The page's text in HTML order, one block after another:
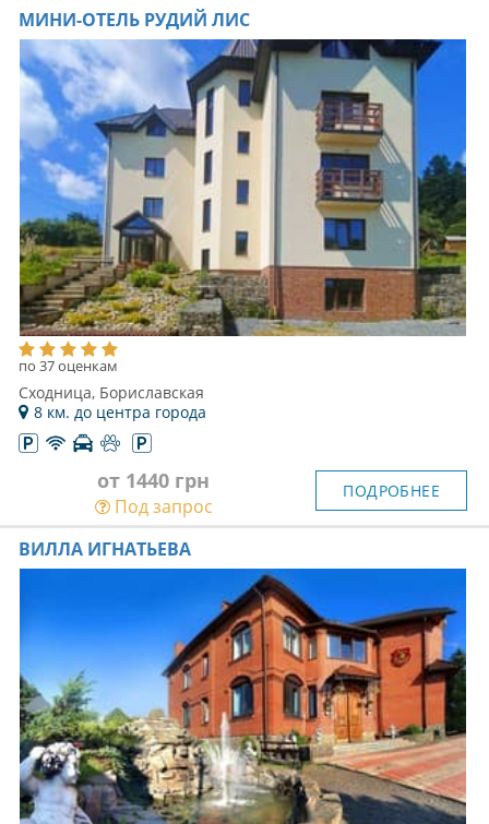
МИНИ-ОТЕЛЬ РУДИЙ ЛИС
по 37 оценкам
Сходница, Бориславская
8 км. до центра города
от 1440 грн
Под запрос
ПОДРОБНЕЕ
ВИЛЛА ИГНАТЬЕВА